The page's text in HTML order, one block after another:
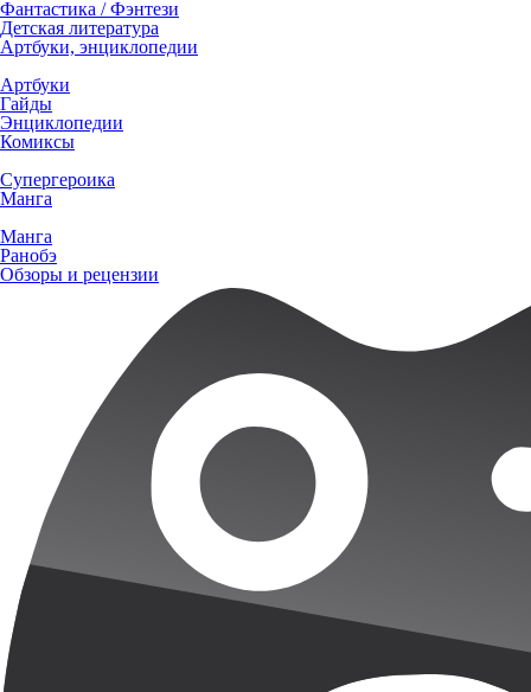
Фантастика / Фэнтези
Детская литература
Артбуки, энциклопедии
Артбуки
Гайды
Энциклопедии
Комиксы
Супергероика
Манга
Манга
Ранобэ
Обзоры и рецензии